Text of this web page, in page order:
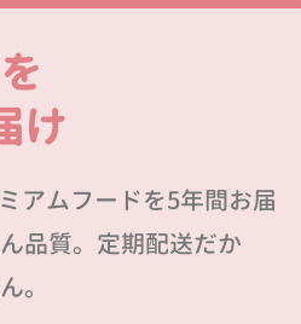
け
アムフードを5年間お届
品質。定期配送だか
。